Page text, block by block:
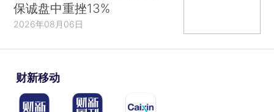
保诚盘中重挫13%
2026年08月06日
财新移动